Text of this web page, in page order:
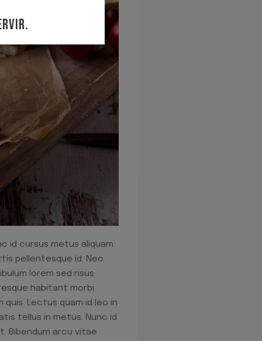
id cursus metus aliquam
pellentesque id. Nec
lorem sed risus
habitant morbi
Lectus quam id leo in
tellus in metus. Nunc id
Bibendum arcu vitae